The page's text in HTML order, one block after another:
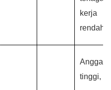
kerja
rendah
Anggaran
tinggi,